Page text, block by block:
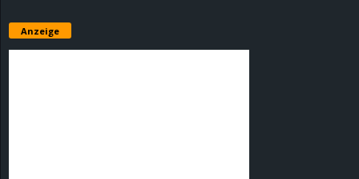
Anzeige